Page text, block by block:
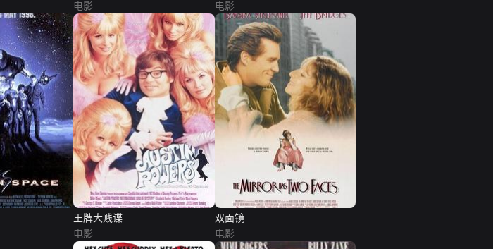
电影
电影
王牌大贱谍
电影
双面镜
电影